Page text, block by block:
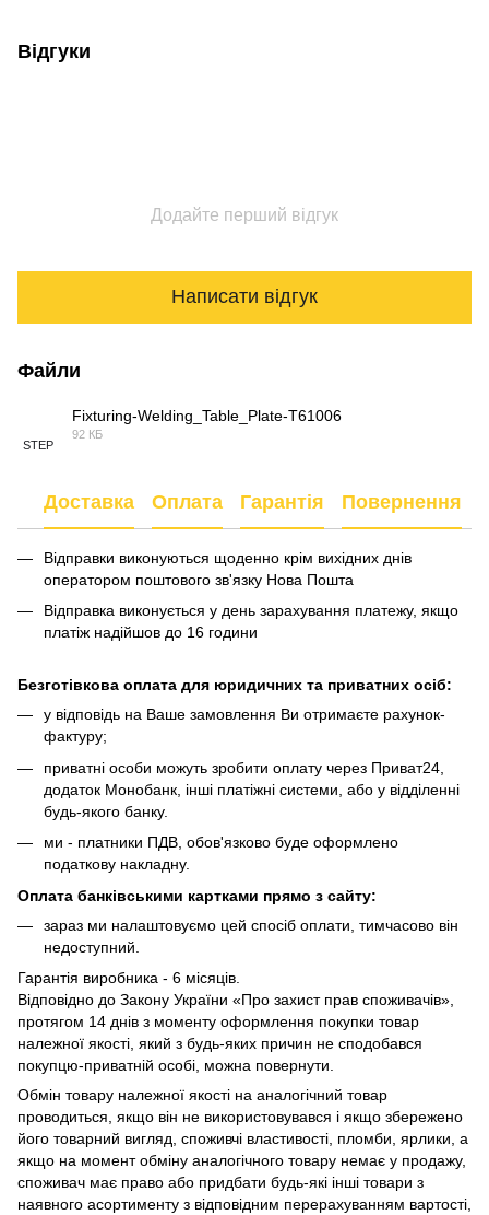
Відгуки
Додайте перший відгук
Написати відгук
Файли
STEP
Fixturing-Welding_Table_Plate-T61006
92 КБ
Доставка Оплата Гарантія Повернення
Відправки виконуються щоденно крім вихідних днів
оператором поштового зв'язку Нова Пошта
Відправка виконується у день зарахування платежу, якщо
платіж надійшов до 16 години
Безготівкова оплата для юридичних та приватних осіб:
у відповідь на Ваше замовлення Ви отримаєте рахунок-
фактуру;
приватні особи можуть зробити оплату через Приват24,
додаток Монобанк, інші платіжні системи, або у відділенні
будь-якого банку.
ми - платники ПДВ, обов'язково буде оформлено
податкову накладну.
Оплата банківськими картками прямо з сайту:
зараз ми налаштовуємо цей спосіб оплати, тимчасово він
недоступний.
Гарантія виробника - 6 місяців.
Відповідно до Закону України «Про захист прав споживачів»,
протягом 14 днів з моменту оформлення покупки товар
належної якості, який з будь-яких причин не сподобався
покупцю-приватній особі, можна повернути.
Обмін товару належної якості на аналогічний товар
проводиться, якщо він не використовувався і якщо збережено
його товарний вигляд, споживчі властивості, пломби, ярлики, а
якщо на момент обміну аналогічного товару немає у продажу,
споживач має право або придбати будь-які інші товари з
наявного асортименту з відповідним перерахуванням вартості,